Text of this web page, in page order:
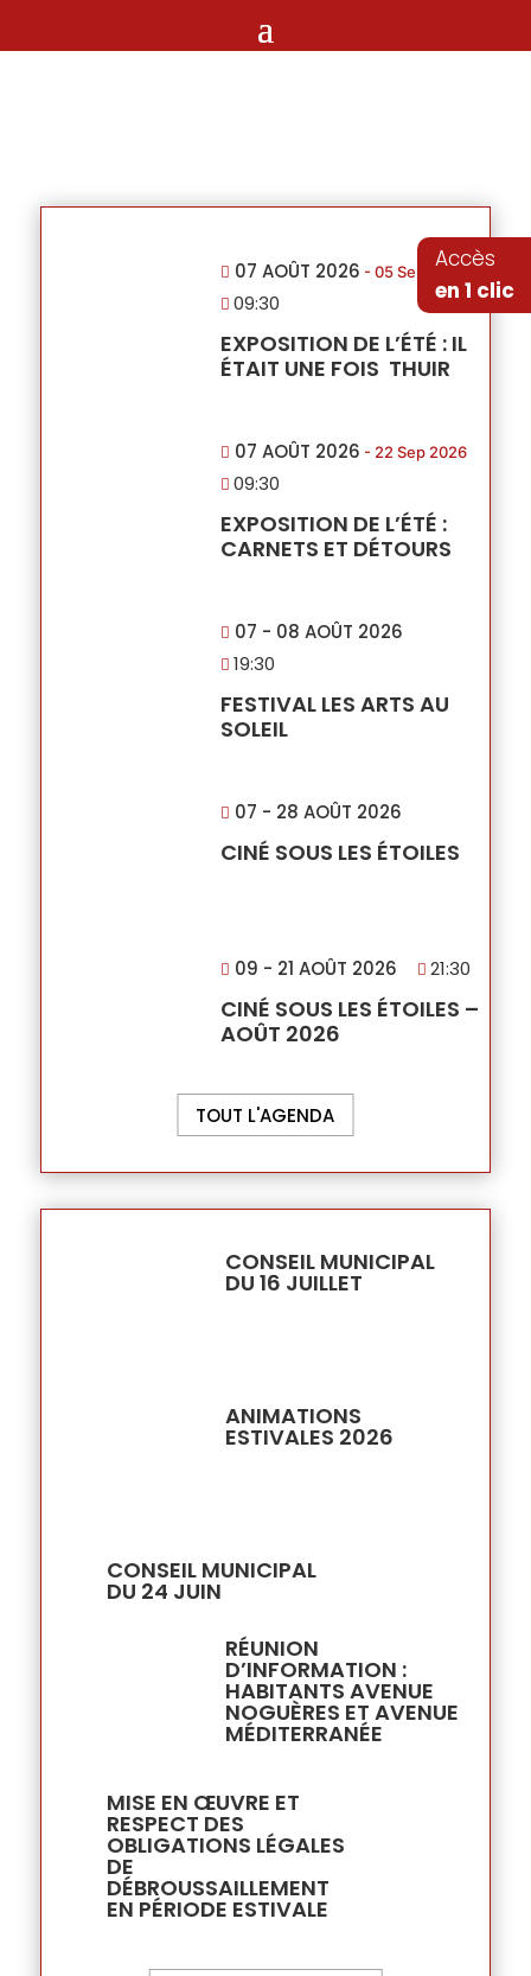
Accès
en 1 clic
07 AOÛT 2026 - 05 Sep 2026
09:30
EXPOSITION DE L’ÉTÉ : IL
ÉTAIT UNE FOIS THUIR
07 AOÛT 2026 - 22 Sep 2026
09:30
EXPOSITION DE L’ÉTÉ :
CARNETS ET DÉTOURS
07 - 08 AOÛT 2026
19:30
FESTIVAL LES ARTS AU
SOLEIL
07 - 28 AOÛT 2026
CINÉ SOUS LES ÉTOILES
09 - 21 AOÛT 2026 21:30
CINÉ SOUS LES ÉTOILES –
AOÛT 2026
TOUT L'AGENDA
CONSEIL MUNICIPAL
DU 16 JUILLET
ANIMATIONS
ESTIVALES 2026
CONSEIL MUNICIPAL
DU 24 JUIN
RÉUNION
D’INFORMATION :
HABITANTS AVENUE
NOGUÈRES ET AVENUE
MÉDITERRANÉE
MISE EN ŒUVRE ET
RESPECT DES
OBLIGATIONS LÉGALES
DE
DÉBROUSSAILLEMENT
EN PÉRIODE ESTIVALE